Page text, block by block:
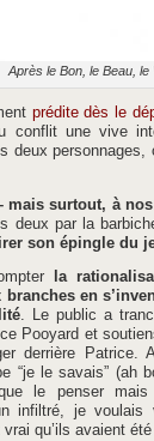
Après le Bon, le Beau, le
prédite dès le
conflit une vive
deux personnages,
mais surtout, à
deux par la
son épingle du
la
branches en
. Le public a
Pooyard et
derrière Patrice.
“je le savais” (ah
le penser mais
infiltré, je
qu’ils avaient